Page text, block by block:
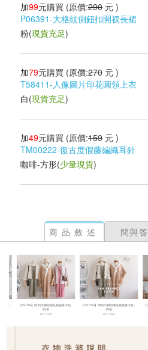
加99元購買 (原價:290 元 )
P06391-大格紋側鈕扣開衩長裙
粉(現貨充足)
加79元購買 (原價:270 元 )
T58411-人像圖片印花圓領上衣
白(現貨充足)
加49元購買 (原價:159 元 )
TM00222-復古度假藤編織耳針
咖啡-方形(少量現貨)
商品敘述 問與答